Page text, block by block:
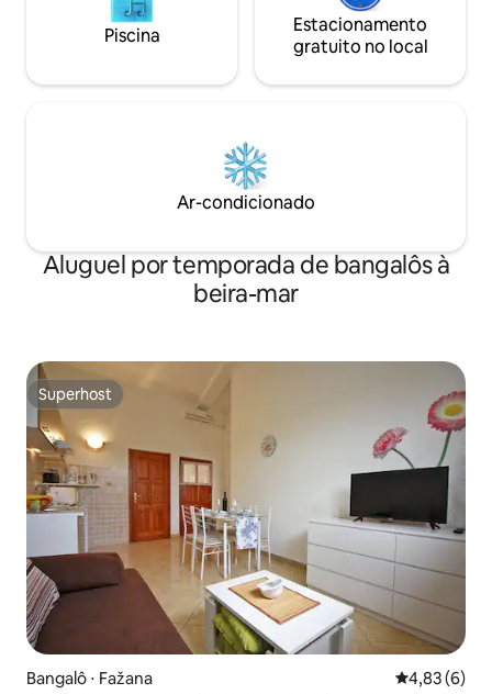
final no final da sua estadia, uso de
eletricidade, água, impostos e
e assentos fornecidos para terraço, área
Piscina
Estacionamento
gratuito no local
Ar-condicionado
Aluguel por temporada de bangalôs à
beira-mar
Superhost
Superhost
Bangalô ⋅ Fažana 4,83 de uma
4,83 (6)